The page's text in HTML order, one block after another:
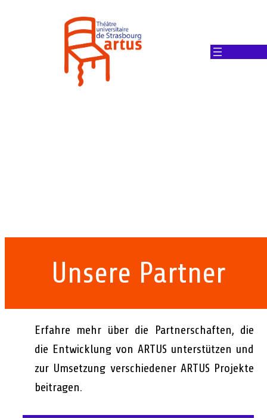
Unsere Partner
Erfahre mehr über die Partnerschaften, die
die Entwicklung von ARTUS unterstützen und
zur Umsetzung verschiedener ARTUS Projekte
beitragen.